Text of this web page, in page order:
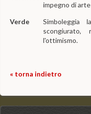
impegno di
Verde
l'ottimismo.
« torna indietro